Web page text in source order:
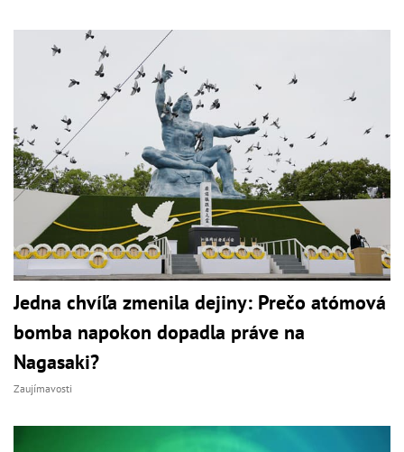
Jedna chvíľa zmenila dejiny: Prečo atómová
bomba napokon dopadla práve na
Nagasaki?
Zaujímavosti